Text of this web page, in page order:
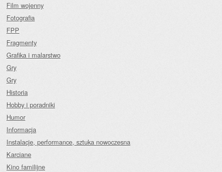
Film wojenny
Fotografia
FPP
Fragmenty
Grafika i malarstwo
Gry
Gry
Historia
Hobby i poradniki
Humor
Informacja
Instalacje, performance, sztuka nowoczesna
Karciane
Kino familijne